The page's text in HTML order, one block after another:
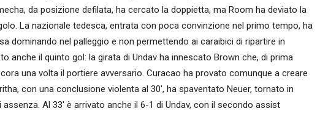
da posizione defilata, ha cercato la doppietta, ma Room ha deviato la
La nazionale tedesca, entrata con poca convinzione nel primo tempo, ha
dominando nel palleggio e non permettendo ai caraibici di ripartire in
anche il quinto gol: la girata di Undav ha innescato Brown che, di prima
una volta il portiere avversario. Curacao ha provato comunque a creare
con una conclusione violenta al 30′, ha spaventato Neuer, tornato in
Al 33′ è arrivato anche il 6-1 di Undav, con il secondo assist